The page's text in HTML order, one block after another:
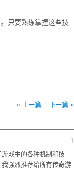
只要熟练掌握这些技
« 上一篇 下一篇 »
1
戏中的各种机制和技
强烈推荐给所有传奇游